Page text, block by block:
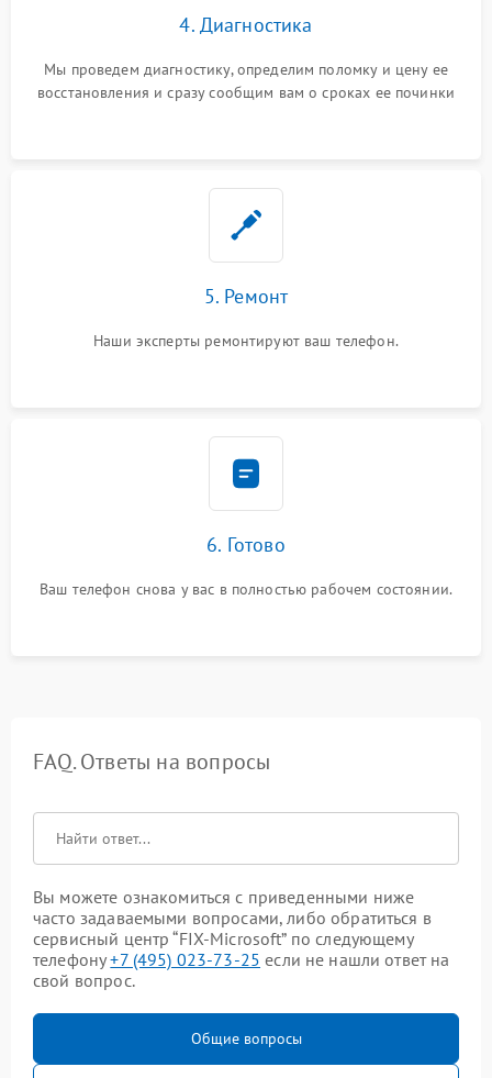
4. Диагностика
Мы проведем диагностику, определим поломку и цену ее
восстановления и сразу сообщим вам о сроках ее починки
5. Ремонт
Наши эксперты ремонтируют ваш телефон.
6. Готово
Ваш телефон снова у вас в полностью рабочем состоянии.
FAQ. Ответы на вопросы
Вы можете ознакомиться с приведенными ниже
часто задаваемыми вопросами, либо обратиться в
сервисный центр “FIX-Microsoft” по следующему
телефону+7 (495) 023-73-25 если не нашли ответ на
свой вопрос.
Общие вопросы